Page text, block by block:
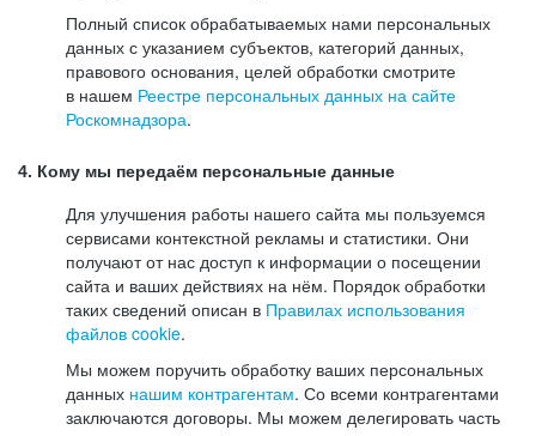
Полный список обрабатываемых нами персональных
данных с указанием субъектов, категорий данных,
правового основания, целей обработки смотрите
в нашем Реестре персональных данных на сайте
Роскомнадзора.
4. Кому мы передаём персональные данные
Для улучшения работы нашего сайта мы пользуемся
сервисами контекстной рекламы и статистики. Они
получают от нас доступ к информации о посещении
сайта и ваших действиях на нём. Порядок обработки
таких сведений описан в Правилах использования
файлов cookie.
Мы можем поручить обработку ваших персональных
данных нашим контрагентам. Со всеми контрагентами
заключаются договоры. Мы можем делегировать часть